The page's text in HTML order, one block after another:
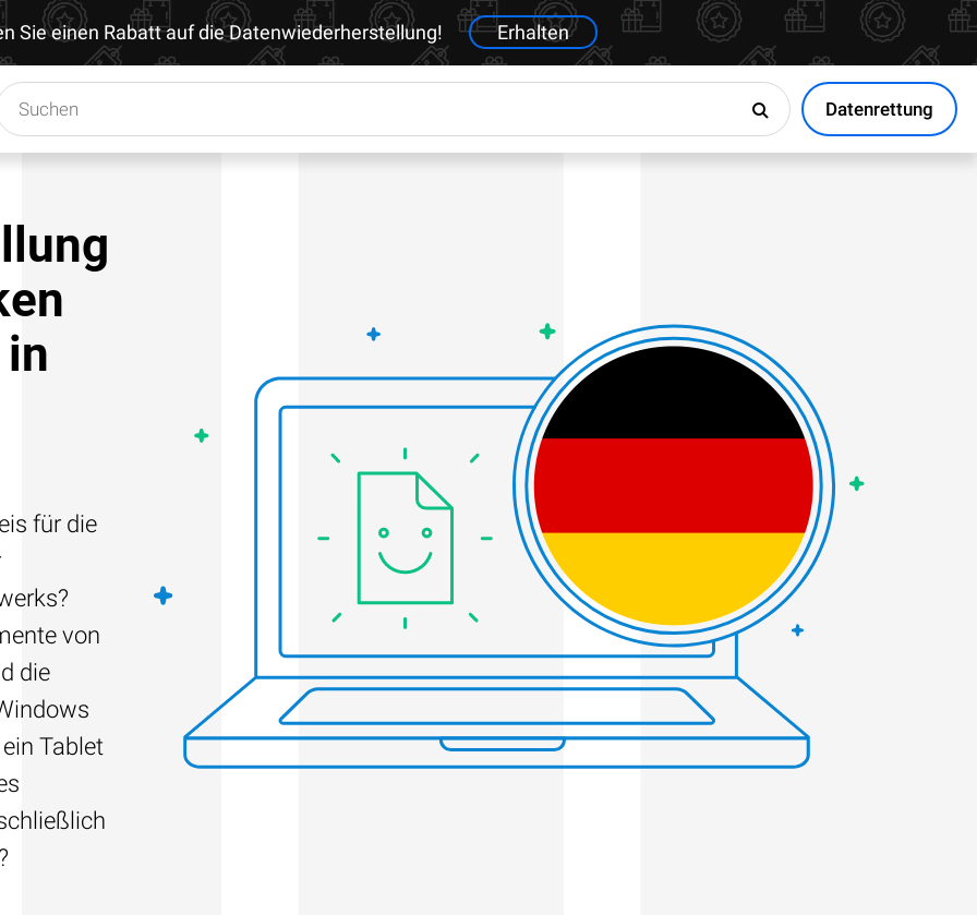
Sie einen Rabatt auf die Datenwiederherstellung! Erhalten
Datenrettung
für die
von
die
Tablet